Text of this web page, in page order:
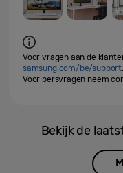
Voor vragen aan de
samsung.com/be/support
Voor persvragen neem
Bekijk de